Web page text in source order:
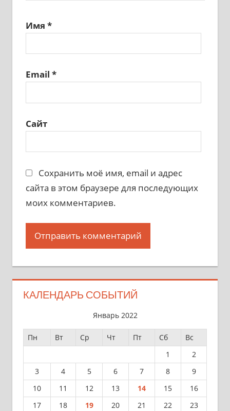
Имя *
Email *
Сайт
Сохранить моё имя, email и адрес
сайта в этом браузере для последующих
моих комментариев.
КАЛЕНДАРЬ СОБЫТИЙ
Январь 2022
Пн Вт Ср Чт Пт Сб
Вс
1
2
3
4 5 6 7 8
9
10
11 12 13 14 15
16
17
18 19 20 21 22
23